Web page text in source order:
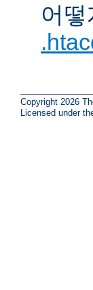
어
Copyright 2026
Licensed under